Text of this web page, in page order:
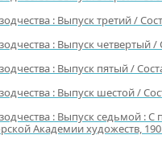
: Выпуск третий /
: Выпуск
: Выпуск пятый /
: Выпуск шестой /
: Выпуск седьмой :
Академии художеств,